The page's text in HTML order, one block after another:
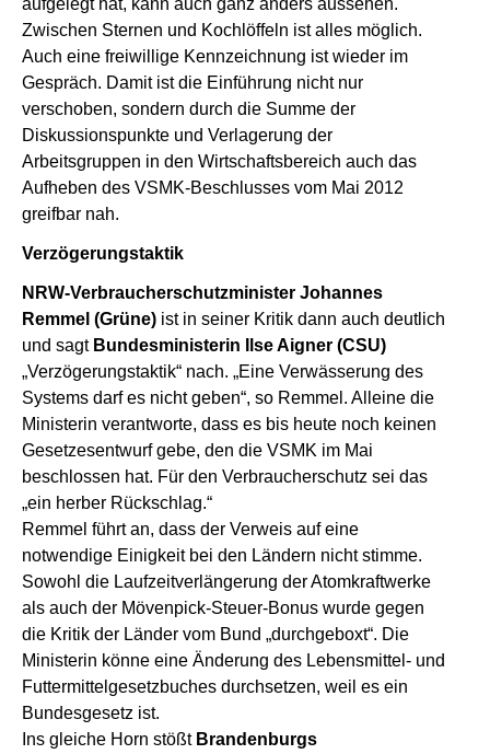
aufgelegt hat, kann auch ganz anders aussehen.
Zwischen Sternen und Kochlöffeln ist alles möglich.
Auch eine freiwillige Kennzeichnung ist wieder im
Gespräch. Damit ist die Einführung nicht nur
verschoben, sondern durch die Summe der
Diskussionspunkte und Verlagerung der
Arbeitsgruppen in den Wirtschaftsbereich auch das
Aufheben des VSMK-Beschlusses vom Mai 2012
greifbar nah.
Verzögerungstaktik
NRW-Verbraucherschutzminister Johannes
Remmel (Grüne) ist in seiner Kritik dann auch deutlich
und sagt Bundesministerin Ilse Aigner (CSU)
„Verzögerungstaktik“ nach. „Eine Verwässerung des
Systems darf es nicht geben“, so Remmel. Alleine die
Ministerin verantworte, dass es bis heute noch keinen
Gesetzesentwurf gebe, den die VSMK im Mai
beschlossen hat. Für den Verbraucherschutz sei das
„ein herber Rückschlag.“
Remmel führt an, dass der Verweis auf eine
notwendige Einigkeit bei den Ländern nicht stimme.
Sowohl die Laufzeitverlängerung der Atomkraftwerke
als auch der Mövenpick-Steuer-Bonus wurde gegen
die Kritik der Länder vom Bund „durchgeboxt“. Die
Ministerin könne eine Änderung des Lebensmittel- und
Futtermittelgesetzbuches durchsetzen, weil es ein
Bundesgesetz ist.
Ins gleiche Horn stößt Brandenburgs